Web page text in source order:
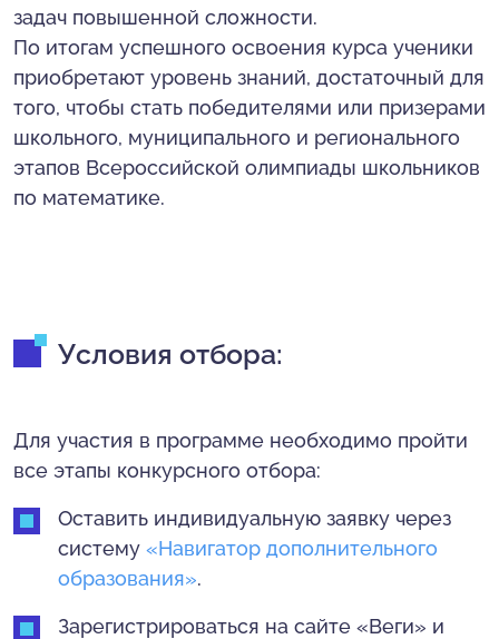
задач повышенной сложности.
По итогам успешного освоения курса ученики
приобретают уровень знаний, достаточный для
того, чтобы стать победителями или призерами
школьного, муниципального и регионального
этапов Всероссийской олимпиады школьников
по математике.
Условия отбора:
Для участия в программе необходимо пройти
все этапы конкурсного отбора:
Оставить индивидуальную заявку через
систему «Навигатор дополнительного
образования».
Зарегистрироваться на сайте «Веги» и